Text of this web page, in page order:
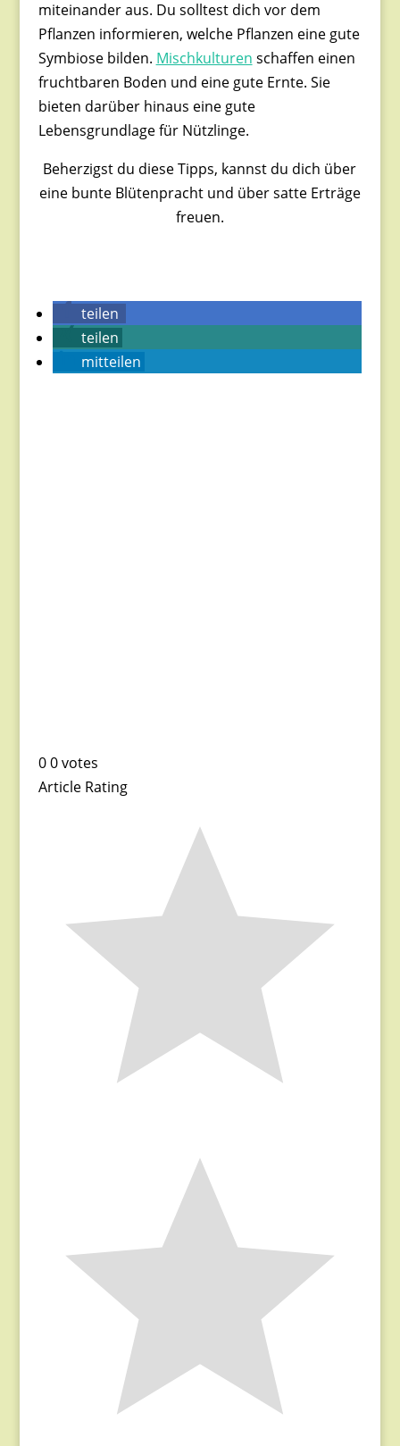
miteinander aus. Du solltest dich vor dem
Pflanzen informieren, welche Pflanzen eine gute
Symbiose bilden. Mischkulturen schaffen einen
fruchtbaren Boden und eine gute Ernte. Sie
bieten darüber hinaus eine gute
Lebensgrundlage für Nützlinge.
Beherzigst du diese Tipps, kannst du dich über
eine bunte Blütenpracht und über satte Erträge
freuen.
teilen
teilen
mitteilen
0 0 votes
Article Rating